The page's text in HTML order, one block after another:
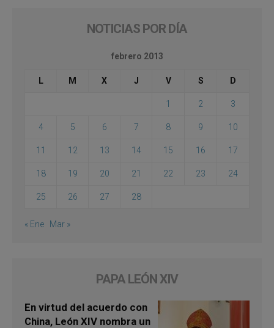
NOTICIAS POR DÍA
febrero 2013
L M X J V S D
1 2 3
4 5 6 7 8 9 10
11 12 13 14 15 16 17
18 19 20 21 22 23 24
25 26 27 28
« Ene Mar »
PAPA LEÓN XIV
En virtud del acuerdo con
China, León XIV nombra un